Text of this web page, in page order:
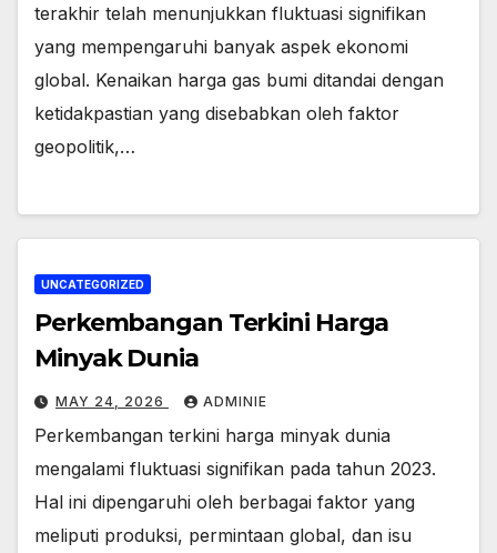
terakhir telah menunjukkan fluktuasi signifikan
yang mempengaruhi banyak aspek ekonomi
global. Kenaikan harga gas bumi ditandai dengan
ketidakpastian yang disebabkan oleh faktor
geopolitik,…
UNCATEGORIZED
Perkembangan Terkini Harga
Minyak Dunia
MAY 24, 2026 ADMINIE
Perkembangan terkini harga minyak dunia
mengalami fluktuasi signifikan pada tahun 2023.
Hal ini dipengaruhi oleh berbagai faktor yang
meliputi produksi, permintaan global, dan isu